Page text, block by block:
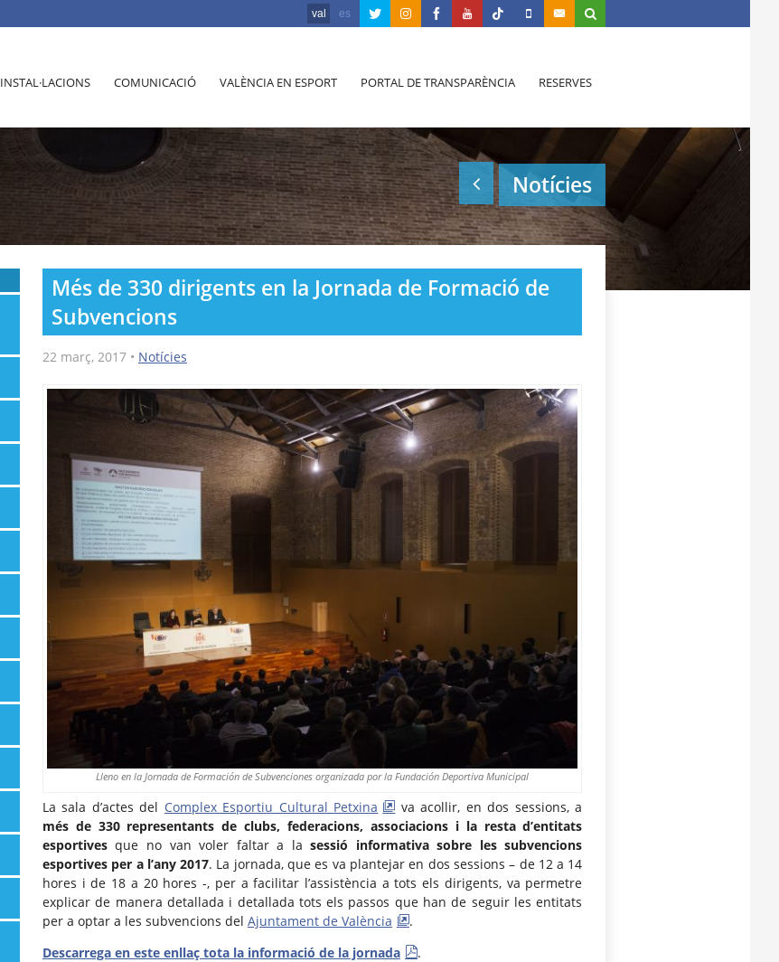
val es
INSTAL·LACIONS COMUNICACIÓ VALÈNCIA EN ESPORT PORTAL DE TRANSPARÈNCIA RESERVES
Notícies
Més de 330 dirigents en la Jornada de Formació de
Subvencions
22 març, 2017• Notícies
Lleno en la Jornada de Formación de Subvenciones organizada por la Fundación Deportiva Municipal
La sala d’actes del Complex Esportiu Cultural Petxina
va acollir, en dos sessions, a
més de 330 representants de clubs, federacions, associacions i la resta d’entitats
esportivesque no van voler faltar a la sessió informativa sobre les subvencions
esportives per a l’any 2017. La jornada, que es va plantejar en dos sessions – de 12 a 14
hores i de 18 a 20 hores -, per a facilitar l’assistència a tots els dirigents, va permetre
explicar de manera detallada i detallada tots els passos que han de seguir les entitats
per a optar a les subvencions del Ajuntament de València
.
Descarrega en este enllaç tota la informació de la jornada
.